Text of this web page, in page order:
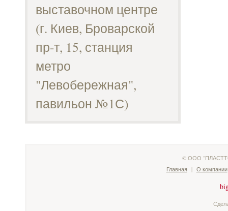
выставочном центре
(г. Киев, Броварской
пр-т, 15, станция
метро
"Левобережная",
павильон №1С)
© ООО
Главная | О компании